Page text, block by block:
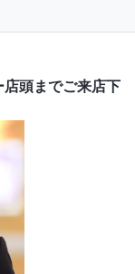
頭までご来店下